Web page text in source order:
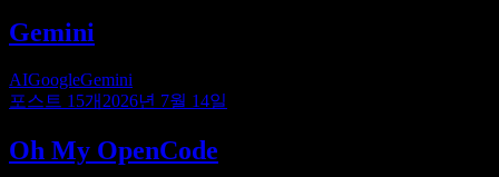
Gemini
AIGoogleGemini
포스트 15개 2026년 7월 14일
Oh My OpenCode